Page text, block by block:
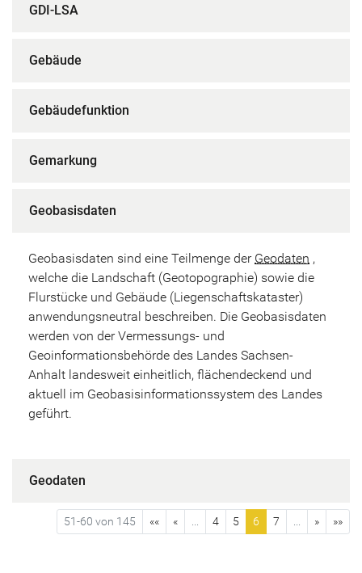
GDI-LSA
Gebäude
Gebäudefunktion
Gemarkung
Geobasisdaten
Geobasisdaten sind eine Teilmenge der Geodaten ,
welche die Landschaft (Geotopographie) sowie die
Flurstücke und Gebäude (Liegenschaftskataster)
anwendungsneutral beschreiben. Die Geobasisdaten
werden von der Vermessungs- und
Geoinformationsbehörde des Landes Sachsen-
Anhalt landesweit einheitlich, flächendeckend und
aktuell im Geobasisinformationssystem des Landes
geführt.
Geodaten
51-60 von 145 «« « 4 5 6 7 » »»